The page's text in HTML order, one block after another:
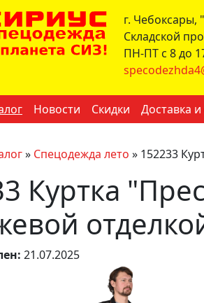
г. Чебоксары,
Складской
ПН-ПТ с 8 до
Новости Скидки Доставка
» Спецодежда лето » 152233
Куртка
21.07.2025